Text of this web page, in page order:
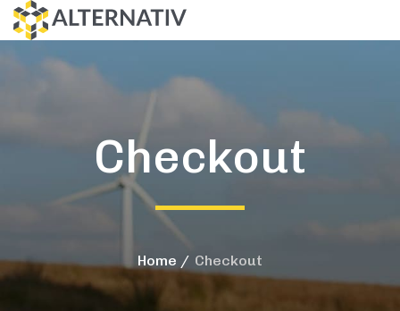
Checkout
Home Checkout